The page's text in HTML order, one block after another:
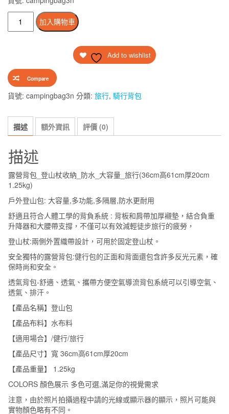
價
$1,080.00。$499.00。
營
_
登
山
收
納
防
水
_
大
量
旅
行
(藍
色
36cm
高
61cm
厚
20cm
數
量
加入購物車
Add to wishlist
Compare
貨號: campingbag3n 分類: 旅行, 騎行背包
描述 額外資訊 評價 (0)
描述
露營背包_登山杖收納_防水_大容量_旅行(36cm高61cm厚20cm
1.25kg)
戶外登山包: 大容量,多功能,多隔層,防水更耐用
舒適且符合人體工學的背負系統 : 背板和肩帶加厚襯墊，結合負重
升降器和大腰帶支撐，不僅可以有效減輕徒步旅行的疲勞，
登山杖:兩側外置織帶設計，可用於固定登山杖。
安全獨特的露營背包:健行包的正面和背面還包含許多反光元素，確
保時尚和安全。
透氣背包-舒適、透氣、攜帶方便空氣導流背包系統可以引導空氣、
透氣、排汗。
【產品名稱】登山包
【產品布料】水布料
【適用場合】/健行/旅行
【產品尺寸】寬 36cm高61cm厚20cm
【產品重量】 1.25kg
COLORS 顏色展示 多色可選,滿足你的視覺需求
注意，由於照片拍攝過程中請的光線或顯示器的顯示，照片可能與
實物顏色略有不同。